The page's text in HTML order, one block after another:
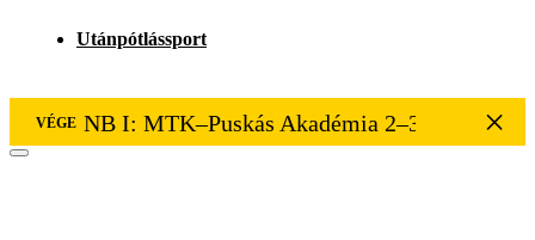
Utánpótlássport
VÉGE NB I: MTK–Puskás Akadémia 2–3